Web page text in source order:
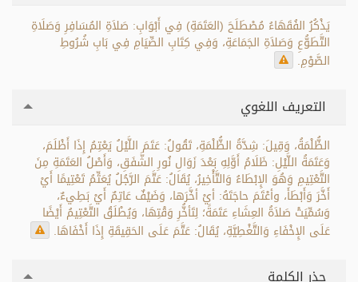
يَذْكُرُ الفُقَهَاءُ مُصْطَلَحَ (العَتَمَةِ) فِي أَبْوَابِ: صَلاَةِ المُسَافِرِ وَصَلَاةِ
التَّطَوُّعِ وَصَلاَةِ الجَمَاعَةِ، وَفِي كِتَابِ الصِّيَامِ فِي بَابِ شُرُوطِ
الصَّوْمِ.
التعريف اللغوي
الظُّلْمَةُ، وَقِيلَ: شِدَّةُ الظُّلْمَةِ، تَقُولُ: عَتَمَ اللَّيْلُ يَعْتِمُ إِذَا أَظْلَمَ،
وَعَتَمَةُ اللَّيْلِ: ظَلَامُ أَوَّلِهِ بَعْدَ زَوَالِ نُورِ الشَّفَقِ، وَأَصْلُ العَتَمَةِ مِنَ
التَّعْتِيمِ وَهُوَ الإِبْطَاءُ وَالتَّأْخِيرُ، يُقَالُ: عَتَّمَ الرَّجُلُ يُعَتِّمُ تَعْتِيمًا أَيْ
أَخَّرَ وَأَبْطَأَ، وأعْتَمَ حاجَتَهُ: أيْ أخَّرَها، وَضَيْفٌ عَاتِمٌ أَيْ بَطِيءٌ،
وَسُمِّيَتْ صَلاَةُ العِشَاءِ عَتَمَةً؛ لِتَأخُّرِ وَقْتِهَا، وَيُطْلَقُ التَّعْتِيمُ أَيْضًا
عَلَى الإِخْفَاءِ وَالتَّغْطِيَّةِ، يُقَالُ: عَتَّمَ عَلَى الحَقِيقَةِ إِذَا أَخْفَاهَا.